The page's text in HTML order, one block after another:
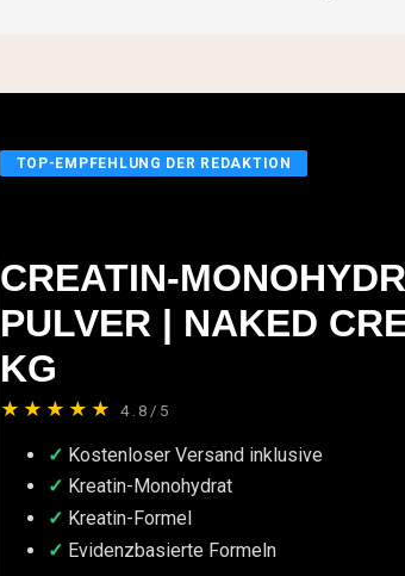
TOP-EMPFEHLUNG DER REDAKTION
CREATIN-
PULVER | NAKED
KG
★★★★★ 4.8/5
Kostenloser Versand inklusive
Kreatin-Monohydrat
Kreatin-Formel
Evidenzbasierte Formeln